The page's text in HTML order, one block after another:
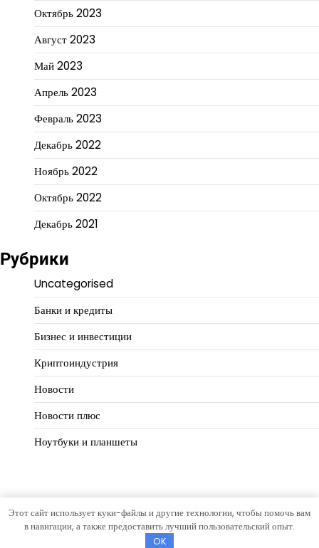
Октябрь 2023
Август 2023
Май 2023
Апрель 2023
Февраль 2023
Декабрь 2022
Ноябрь 2022
Октябрь 2022
Декабрь 2021
Рубрики
Uncategorised
Банки и кредиты
Бизнес и инвестиции
Криптоиндустрия
Новости
Новости плюс
Ноутбуки и планшеты
Copyright © 2026Деловой масштабТема Hourly News от
Этот сайт использует куки-файлы и другие технологии, чтобы помочь вам
в навигации, а также предоставить лучший пользовательский опыт.
OK